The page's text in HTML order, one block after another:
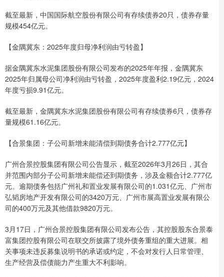
截至最新，中国国际航空股份有限公司有存续债券20只，债券存量
规模454亿元。
【金隅冀东：2025年度归母净利润由亏转盈】
据金隅冀东水泥集团股份有限公司发布的2025年年报，金隅冀东
2025年归属母公司净利润由亏转盈，2025年度盈利2.19亿元，2024
年度亏损9.91亿元。
截至最新，金隅冀东水泥集团股份有限公司有存续债券6只，债券存
量规模61.16亿元。
【合景集团：子公司新增未能清偿到期债务合计2.777亿元】
广州合景控股集团有限公司公告显示，截至2026年3月26日，其合
并范围内部分子公司新增未能偿还到期债务，涉及金额合计2.777亿
元。逾期债务包括广州礼和置业发展有限公司的1.031亿元、广州市
弘韬房地产开发有限公司的3420万元、广州市展高置业发展有限公
司的400万元及其他借款9820万元。
3月17日，广州合景控股集团有限公司发布公告，其控股股东合景泰
富集团控股有限公司在联交所披露了境外债务重组的重大进展。相
关事项未违反募集说明书的承诺或约定，不会对发行人日常管理、
生产经营及偿债能力产生重大不利影响。